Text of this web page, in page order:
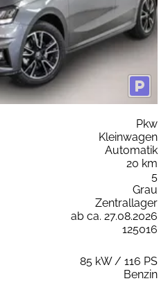
Pkw
Kleinwagen
Automatik
20 km
5
Grau
Zentrallager
ab ca. 27.08.2026
125016
85 kW / 116 PS
Benzin